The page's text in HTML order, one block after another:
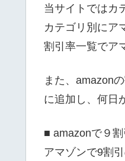
当サイトではカ
カテゴリ別にア
割引率一覧でア
また、amazon
に追加し、何日
■ amazonで９
アマゾンで9割